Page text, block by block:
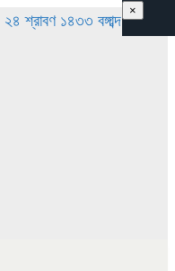
শ্রাবণ ১৪৩৩ বঙ্গাব্দ
×